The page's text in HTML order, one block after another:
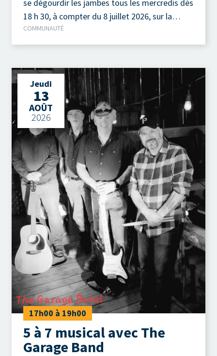
se dégourdir les jambes tous les mercredis dès
18 h 30, à compter du 8 juillet 2026, sur la
terrasse extérieure du Camp à Jos, au parc de
la Pointe-Taylor !
COMMUNAUTÉ
Jeudi
13
AOÛT
2026
17h00 à 19h00
5 à 7 musical avec The
Garage Band